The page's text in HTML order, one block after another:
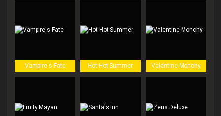
Vampire's Fate Hot Hot Summer Valentine Monchy